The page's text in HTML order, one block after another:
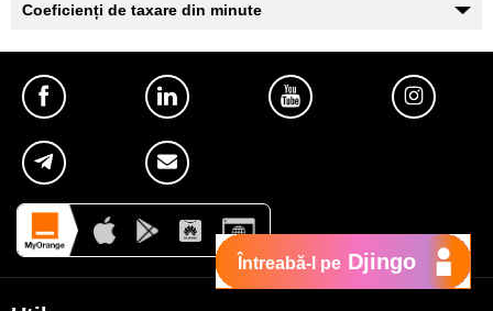
Coeficienți de taxare din minute
Întreabă-l pe Djingo